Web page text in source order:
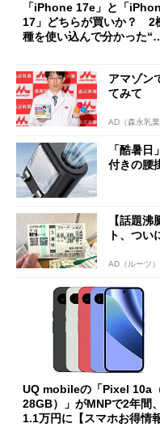
「iPhone 17e」と「
17」どちらが買いか？ 2
種を使い込んで分かった“
アマゾン
てみて
AD（森永乳業
「酷暑
付きの腰
【話題
ト、つい
AD（ルーツ）
UQ mobileの「Pixel 10a
28GB）」がMNPで2年間
1.1万円に【スマホお得情報